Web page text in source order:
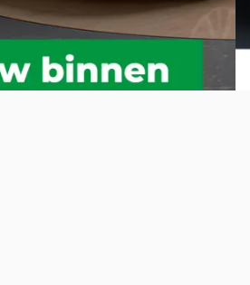
Bekijk aanbieding →
Vergelijk